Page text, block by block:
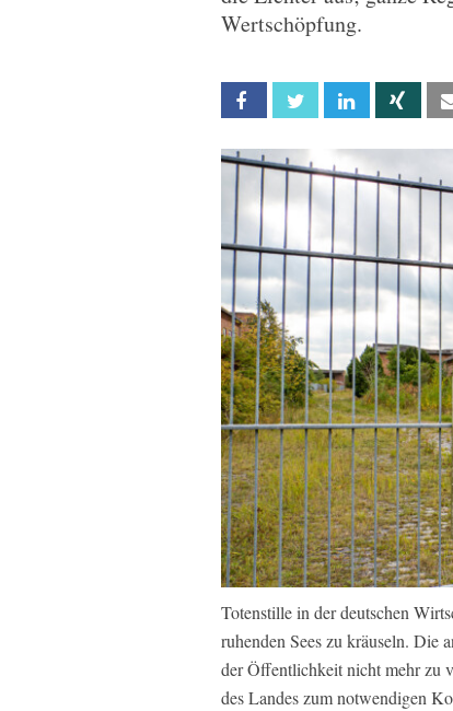
Wertschöpfung.
Facebook Twitter Linkedin Xing
Totenstille in der deutschen
ruhenden Sees zu kräuseln. Die
der Öffentlichkeit nicht mehr zu
des Landes zum notwendigen